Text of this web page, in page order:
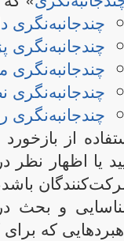
چندجانبه‌نگری
چندجانبه‌نگری
از
یا اظهار نظر
و بحث
که